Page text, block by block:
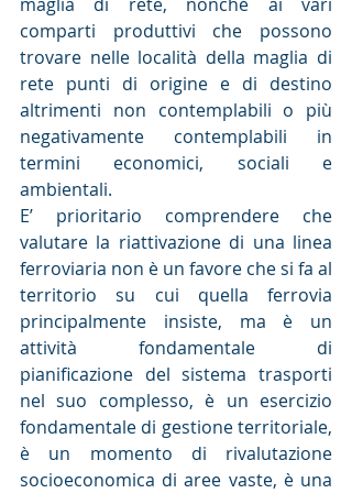
comparti produttivi che possono
trovare nelle località della maglia di
rete punti di origine e di destino
altrimenti non contemplabili o più
negativamente contemplabili in
termini economici, sociali e
ambientali.
E’ prioritario comprendere che
valutare la riattivazione di una linea
ferroviaria non è un favore che si fa al
territorio su cui quella ferrovia
principalmente insiste, ma è un
attività fondamentale di
pianificazione del sistema trasporti
nel suo complesso, è un esercizio
fondamentale di gestione territoriale,
è un momento di rivalutazione
socioeconomica di aree vaste, è una